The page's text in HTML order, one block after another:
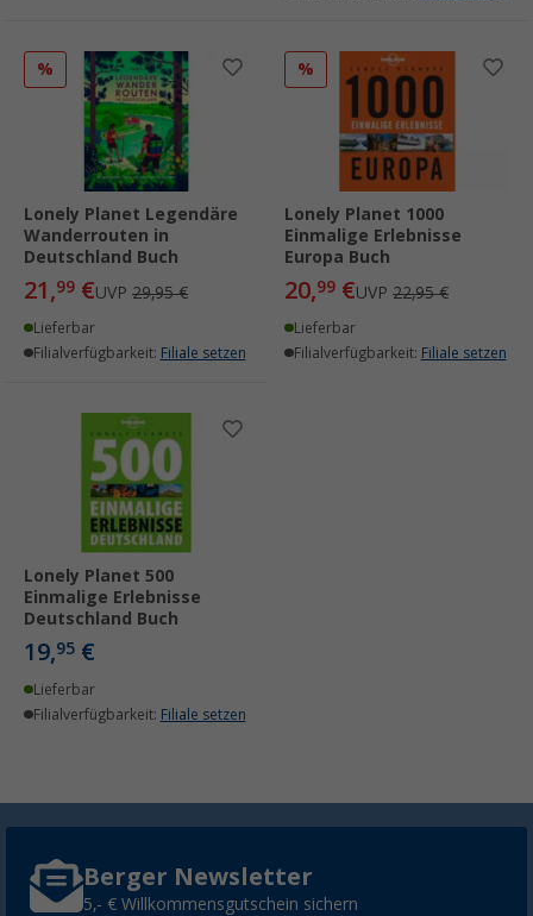
%
Lonely Planet Legendäre
Wanderrouten in
Deutschland Buch
21,99 €UVP 29,95 €
Lieferbar
Filialverfügbarkeit: Filiale setzen
%
Lonely Planet 1000
Einmalige Erlebnisse
Europa Buch
20,99 €UVP 22,95 €
Lieferbar
Filialverfügbarkeit: Filiale setzen
Lonely Planet 500
Einmalige Erlebnisse
Deutschland Buch
19,95 €
Lieferbar
Filialverfügbarkeit: Filiale setzen
Berger Newsletter
5,- € Willkommensgutschein sichern